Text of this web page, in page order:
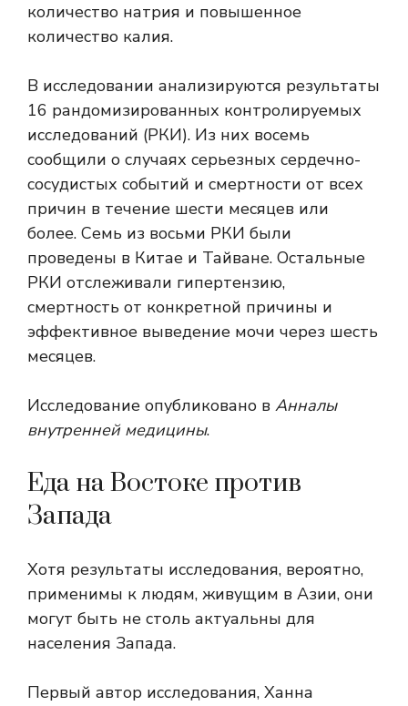
количество натрия и повышенное
количество калия.
В исследовании анализируются результаты
16 рандомизированных контролируемых
исследований (РКИ). Из них восемь
сообщили о случаях серьезных сердечно-
сосудистых событий и смертности от всех
причин в течение шести месяцев или
более. Семь из восьми РКИ были
проведены в Китае и Тайване. Остальные
РКИ отслеживали гипертензию,
смертность от конкретной причины и
эффективное выведение мочи через шесть
месяцев.
Исследование опубликовано в Анналы
внутренней медицины.
Еда на Востоке против
Запада
Хотя результаты исследования, вероятно,
применимы к людям, живущим в Азии, они
могут быть не столь актуальны для
населения Запада.
Первый автор исследования, Ханна